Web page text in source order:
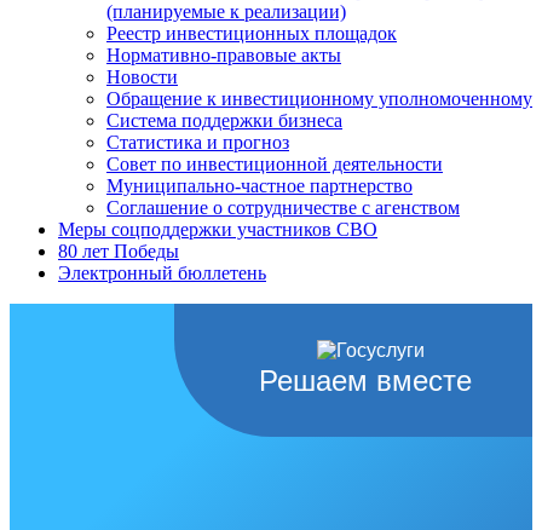
(планируемые к реализации)
Реестр инвестиционных площадок
Нормативно-правовые акты
Новости
Обращение к инвестиционному уполномоченному
Система поддержки бизнеса
Статистика и прогноз
Совет по инвестиционной деятельности
Муниципально-частное партнерство
Соглашение о сотрудничестве с агенством
Меры соцподдержки участников СВО
80 лет Победы
Электронный бюллетень
Решаем вместе